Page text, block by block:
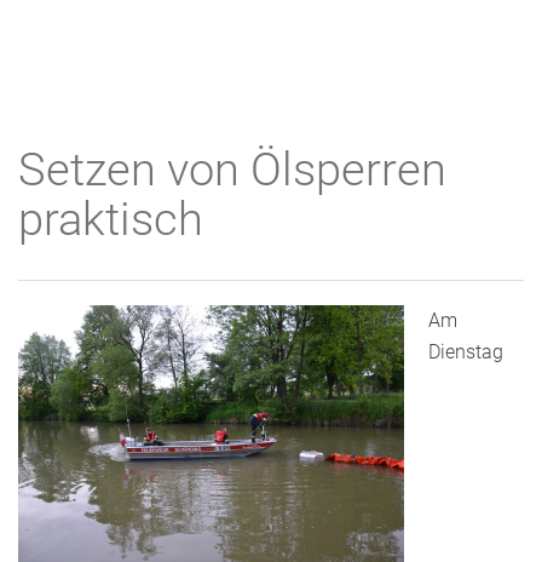
Setzen von Ölsperren
praktisch
Am
Dienstag